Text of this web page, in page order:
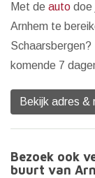
Met de auto doe
Arnhem te
Schaarsbergen?
komende 7
Bekijk adres &
Bezoek ook
buurt van